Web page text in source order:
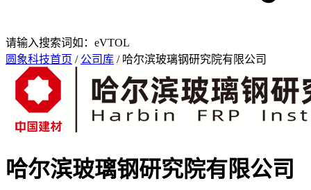
请输入搜索词如：eVTOL
圆象科技首页 / 公司库 / 哈尔滨玻璃钢研究院有限公司
哈尔滨玻璃钢研究院有限公司